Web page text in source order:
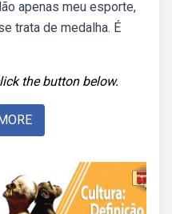
apenas meu esporte,
trata de medalha. É
the button below.